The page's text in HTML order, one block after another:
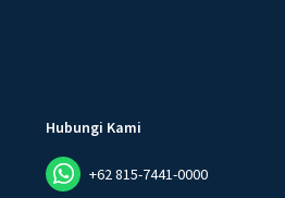
Hubungi Kami
+62 815-7441-0000